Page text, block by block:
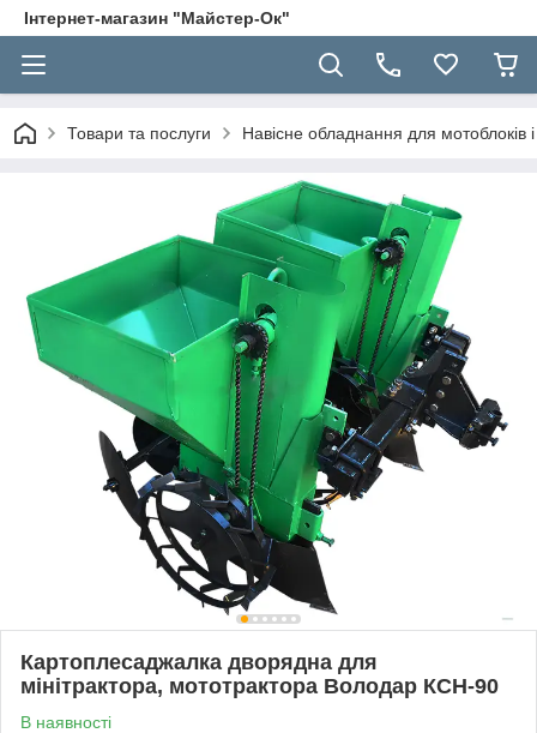
Інтернет-магазин "Майстер-Ок"
Товари та послуги Навісне обладнання для мотоблоків і
Картоплесаджалка дворядна для
мінітрактора, мототрактора Володар КСН-90
В наявності